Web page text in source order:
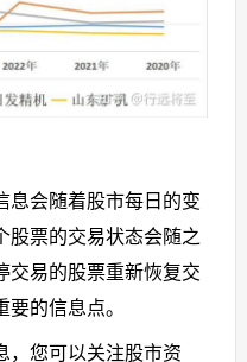
息会随着股市每日的变
股票的交易状态会随之
交易的股票重新恢复交
的信息点。
，您可以关注股市资